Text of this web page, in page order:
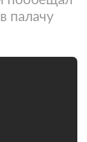
палачу